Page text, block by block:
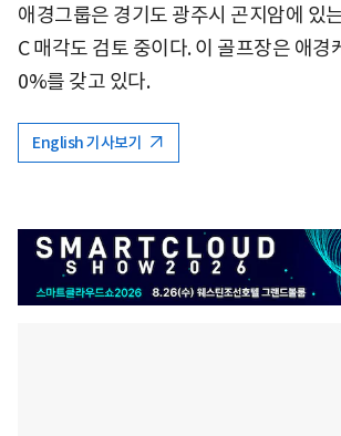
애경그룹은 경기도 광주시 곤지암에 있
C 매각도 검토 중이다. 이 골프장은 애경
0%를 갖고 있다.
English 기사보기